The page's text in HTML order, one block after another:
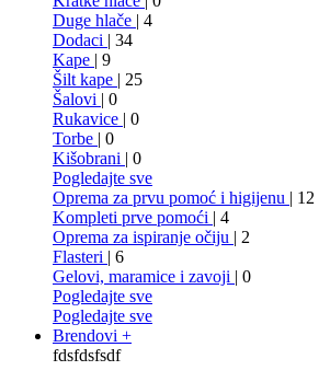
Duge hlače | 4
Dodaci | 34
Kape | 9
Šilt kape | 25
Šalovi | 0
Rukavice | 0
Torbe | 0
Kišobrani | 0
Pogledajte sve
Oprema za prvu pomoć i higijenu | 12
Kompleti prve pomoći | 4
Oprema za ispiranje očiju | 2
Flasteri | 6
Gelovi, maramice i zavoji | 0
Pogledajte sve
Pogledajte sve
Brendovi +
fdsfdsfsdf